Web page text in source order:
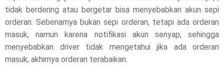
tidak berdering atau bergetar bisa menyebabkan akun sepi
orderan. Sebenarnya bukan sepi orderan, tetapi ada orderan
masuk, namun karena notifikasi akun senyap, sehingga
menyebabkan driver tidak mengetahui jika ada orderan
masuk, akhirnya orderan terabaikan.